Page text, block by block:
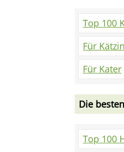
Top 100
Für
Für Kater
Die
Top 100